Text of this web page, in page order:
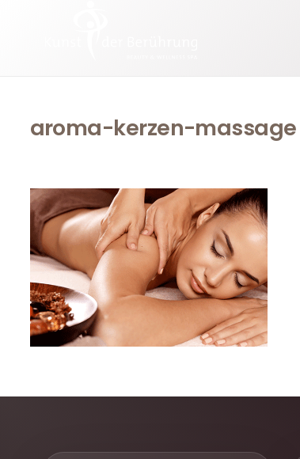
aroma-kerzen-massage